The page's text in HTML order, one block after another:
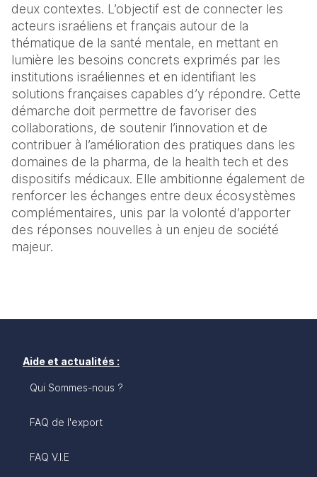
deux contextes. L’objectif est de connecter les
acteurs israéliens et français autour de la
thématique de la santé mentale, en mettant en
lumière les besoins concrets exprimés par les
institutions israéliennes et en identifiant les
solutions françaises capables d’y répondre. Cette
démarche doit permettre de favoriser des
collaborations, de soutenir l’innovation et de
contribuer à l’amélioration des pratiques dans les
domaines de la pharma, de la health tech et des
dispositifs médicaux. Elle ambitionne également de
renforcer les échanges entre deux écosystèmes
complémentaires, unis par la volonté d’apporter
des réponses nouvelles à un enjeu de société
majeur.
Aide et actualités :
Qui Sommes-nous ?
FAQ de l'export
FAQ V.I.E